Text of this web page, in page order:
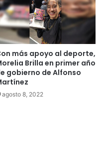
más apoyo al deporte,
Brilla en primer año
gobierno de Alfonso
agosto 8, 2022